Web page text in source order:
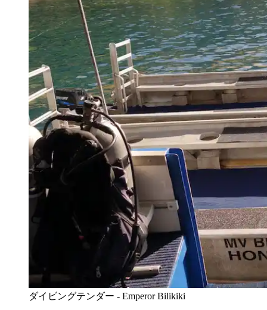
ダイビングテンダー - Emperor Bilikiki